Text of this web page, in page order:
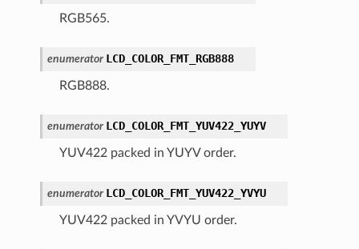
RGB565.
enumerator LCD_COLOR_FMT_RGB888
RGB888.
enumerator LCD_COLOR_FMT_YUV422_YUYV
YUV422 packed in YUYV order.
enumerator LCD_COLOR_FMT_YUV422_YVYU
YUV422 packed in YVYU order.